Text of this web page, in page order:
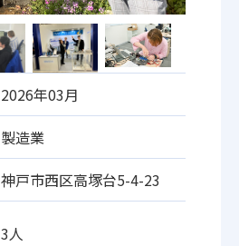
2026年03月
製造業
神戸市西区高塚台5-4-23
3人